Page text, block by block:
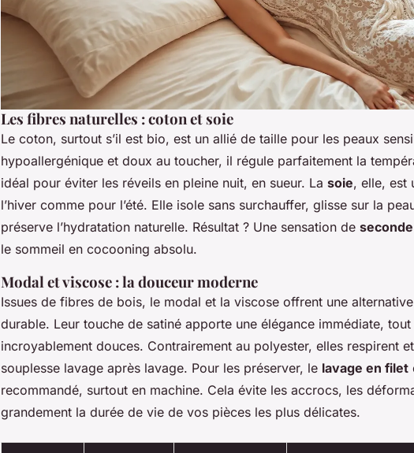
Les fibres naturelles : coton et soie
Le coton, surtout s’il est bio, est un allié de taille pour les peaux
hypoallergénique et doux au toucher, il régule parfaitement la
idéal pour éviter les réveils en pleine nuit, en sueur. La soie, elle, est
l’hiver comme pour l’été. Elle isole sans surchauffer, glisse sur la
préserve l’hydratation naturelle. Résultat ? Une sensation de
le sommeil en cocooning absolu.
Modal et viscose : la douceur moderne
Issues de fibres de bois, le modal et la viscose offrent une
durable. Leur touche de satiné apporte une élégance immédiate, tout
incroyablement douces. Contrairement au polyester, elles respirent
souplesse lavage après lavage. Pour les préserver, le lavage en filet
recommandé, surtout en machine. Cela évite les accrocs, les
grandement la durée de vie de vos pièces les plus délicates.